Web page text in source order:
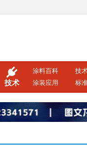
技术
涂料百科
技
涂装应用
标